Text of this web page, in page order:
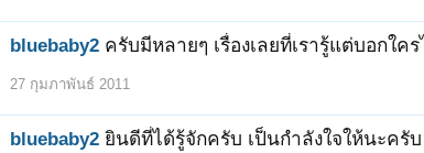
bluebaby2 ครับมีหลายๆ เรื่องเลยที่เรารู้แต่บอกใค
27 กุมภาพันธ์ 2011
bluebaby2 ยินดีที่ได้รู้จักครับ เป็นกำลังใจให้นะครั